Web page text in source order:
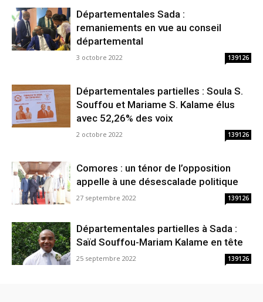
Départementales Sada :
remaniements en vue au conseil
départemental
3 octobre 2022 139126
Départementales partielles : Soula S.
Souffou et Mariame S. Kalame élus
avec 52,26% des voix
2 octobre 2022 139126
Comores : un ténor de l’opposition
appelle à une désescalade politique
27 septembre 2022 139126
Départementales partielles à Sada :
Saïd Souffou-Mariam Kalame en tête
25 septembre 2022 139126